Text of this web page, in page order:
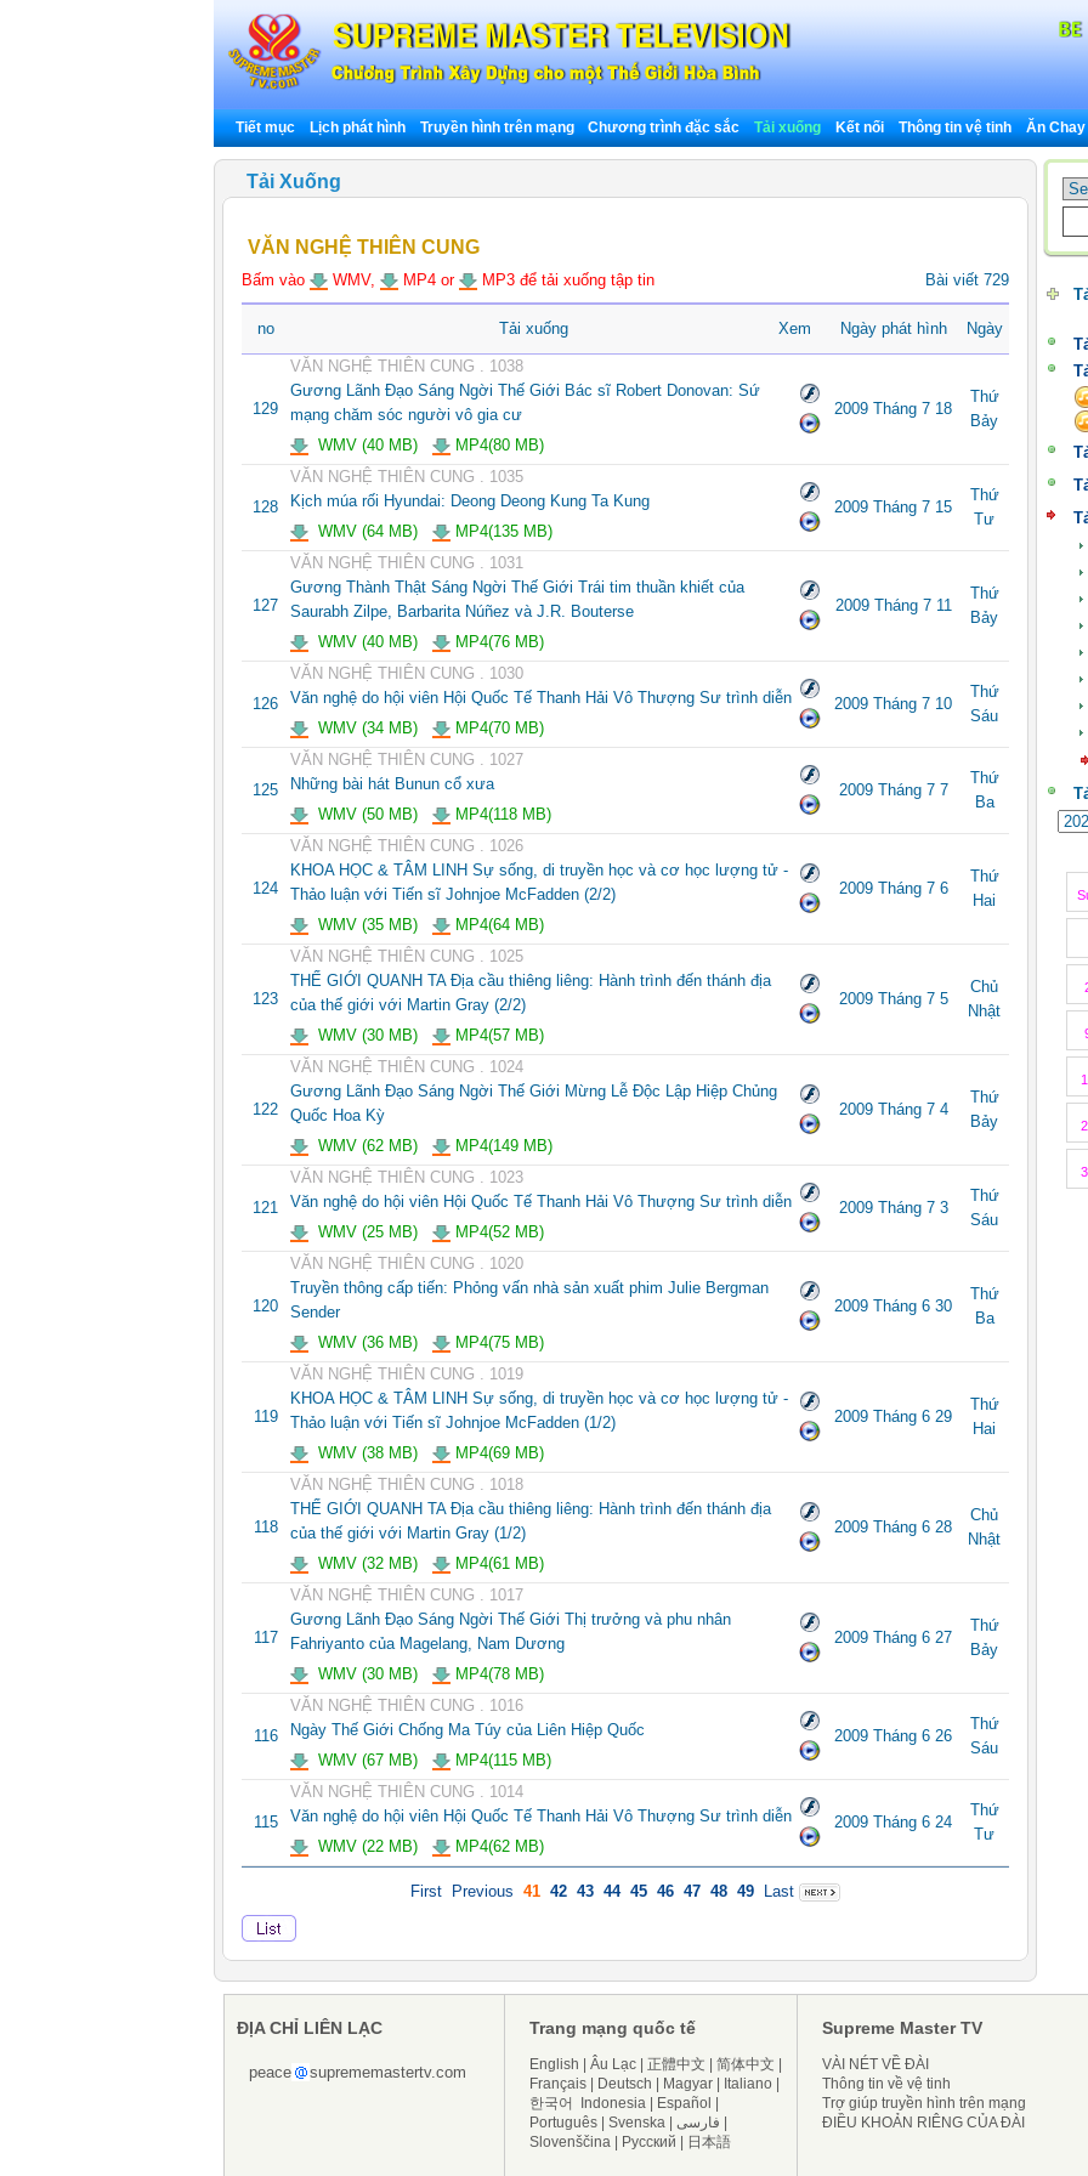
Tiết mục Lịch phát hình Truyền hình trên mạng Chương trình đặc sắc Tải xuống Kết nối Thông tin vệ tinh Ăn Chay
Tải Xuống
VĂN NGHỆ THIÊN CUNG
Bấm vào WMV, MP4 or MP3 để tải xuống tập tin Bài viết 729
no Tải xuống Xem Ngày phát hình Ngày
129
VĂN NGHỆ THIÊN CUNG . 1038
Gương Lãnh Đạo Sáng Ngời Thế Giới Bác sĩ Robert Donovan: Sứ
mạng chăm sóc người vô gia cư
WMV (40 MB)
MP4(80 MB)
2009 Tháng 7 18
Thứ
Bảy
128
VĂN NGHỆ THIÊN CUNG . 1035
Kịch múa rối Hyundai: Deong Deong Kung Ta Kung
WMV (64 MB)
MP4(135 MB)
2009 Tháng 7 15
Thứ
Tư
127
VĂN NGHỆ THIÊN CUNG . 1031
Gương Thành Thật Sáng Ngời Thế Giới Trái tim thuần khiết của
Saurabh Zilpe, Barbarita Núñez và J.R. Bouterse
WMV (40 MB)
MP4(76 MB)
2009 Tháng 7 11
Thứ
Bảy
126
VĂN NGHỆ THIÊN CUNG . 1030
Văn nghệ do hội viên Hội Quốc Tế Thanh Hải Vô Thượng Sư trình diễn
WMV (34 MB)
MP4(70 MB)
2009 Tháng 7 10
Thứ
Sáu
125
VĂN NGHỆ THIÊN CUNG . 1027
Những bài hát Bunun cổ xưa
WMV (50 MB)
MP4(118 MB)
2009 Tháng 7 7
Thứ
Ba
124
VĂN NGHỆ THIÊN CUNG . 1026
KHOA HỌC & TÂM LINH Sự sống, di truyền học và cơ học lượng tử -
Thảo luận với Tiến sĩ Johnjoe McFadden (2/2)
WMV (35 MB)
MP4(64 MB)
2009 Tháng 7 6
Thứ
Hai
123
VĂN NGHỆ THIÊN CUNG . 1025
THẾ GIỚI QUANH TA Địa cầu thiêng liêng: Hành trình đến thánh địa
của thế giới với Martin Gray (2/2)
WMV (30 MB)
MP4(57 MB)
2009 Tháng 7 5
Chủ
Nhật
122
VĂN NGHỆ THIÊN CUNG . 1024
Gương Lãnh Đạo Sáng Ngời Thế Giới Mừng Lễ Độc Lập Hiệp Chủng
Quốc Hoa Kỳ
WMV (62 MB)
MP4(149 MB)
2009 Tháng 7 4
Thứ
Bảy
121
VĂN NGHỆ THIÊN CUNG . 1023
Văn nghệ do hội viên Hội Quốc Tế Thanh Hải Vô Thượng Sư trình diễn
WMV (25 MB)
MP4(52 MB)
2009 Tháng 7 3
Thứ
Sáu
120
VĂN NGHỆ THIÊN CUNG . 1020
Truyền thông cấp tiến: Phỏng vấn nhà sản xuất phim Julie Bergman
Sender
WMV (36 MB)
MP4(75 MB)
2009 Tháng 6 30
Thứ
Ba
119
VĂN NGHỆ THIÊN CUNG . 1019
KHOA HỌC & TÂM LINH Sự sống, di truyền học và cơ học lượng tử -
Thảo luận với Tiến sĩ Johnjoe McFadden (1/2)
WMV (38 MB)
MP4(69 MB)
2009 Tháng 6 29
Thứ
Hai
118
VĂN NGHỆ THIÊN CUNG . 1018
THẾ GIỚI QUANH TA Địa cầu thiêng liêng: Hành trình đến thánh địa
của thế giới với Martin Gray (1/2)
WMV (32 MB)
MP4(61 MB)
2009 Tháng 6 28
Chủ
Nhật
117
VĂN NGHỆ THIÊN CUNG . 1017
Gương Lãnh Đạo Sáng Ngời Thế Giới Thị trưởng và phu nhân
Fahriyanto của Magelang, Nam Dương
WMV (30 MB)
MP4(78 MB)
2009 Tháng 6 27
Thứ
Bảy
116
VĂN NGHỆ THIÊN CUNG . 1016
Ngày Thế Giới Chống Ma Túy của Liên Hiệp Quốc
WMV (67 MB)
MP4(115 MB)
2009 Tháng 6 26
Thứ
Sáu
115
VĂN NGHỆ THIÊN CUNG . 1014
Văn nghệ do hội viên Hội Quốc Tế Thanh Hải Vô Thượng Sư trình diễn
WMV (22 MB)
MP4(62 MB)
2009 Tháng 6 24
Thứ
Tư
First Previous 41 42 43 44 45 46 47 48 49 Last
ĐỊA CHỈ LIÊN LẠC
peace suprememastertv.com
Trang mạng quốc tế
English Âu Lạc 正體中文 简体中文
Français
Deutsch Magyar Italiano
한국어
Indonesia Español
Português
Svenska فارسی
Slovenščina
Русский 日本語
Supreme Master TV
VÀI NÉT VỀ ĐÀI
Thông tin về vệ tinh
Trợ giúp truyền hình trên mạng
ĐIỀU KHOẢN RIÊNG CỦA ĐÀI